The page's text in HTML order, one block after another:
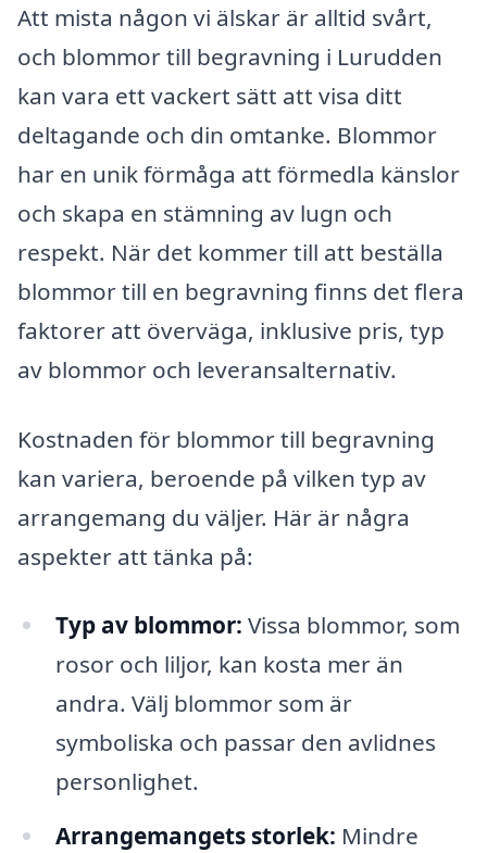
Att mista någon vi älskar är alltid svårt,
och blommor till begravning i Lurudden
kan vara ett vackert sätt att visa ditt
deltagande och din omtanke. Blommor
har en unik förmåga att förmedla känslor
och skapa en stämning av lugn och
respekt. När det kommer till att beställa
blommor till en begravning finns det flera
faktorer att överväga, inklusive pris, typ
av blommor och leveransalternativ.
Kostnaden för blommor till begravning
kan variera, beroende på vilken typ av
arrangemang du väljer. Här är några
aspekter att tänka på:
Typ av blommor: Vissa blommor, som
rosor och liljor, kan kosta mer än
andra. Välj blommor som är
symboliska och passar den avlidnes
personlighet.
Arrangemangets storlek: Mindre